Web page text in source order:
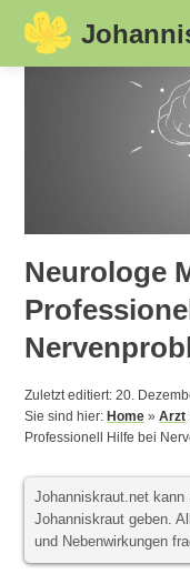
Skip
Neurologe
Zuletzt editiert: 20.
Sie sind hier:Home »Arzt
Professionell Hilfe bei
Johanniskraut.net
Johanniskraut geben.
und Nebenwirkungen